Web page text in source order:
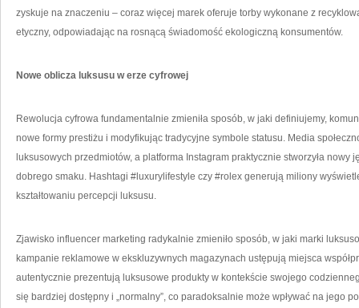
zyskuje na znaczeniu – coraz więcej marek oferuje torby wykonane z
etyczny, odpowiadając na rosnącą świadomość ekologiczną konsumentów.
Nowe oblicza luksusu w erze cyfrowej
Rewolucja cyfrowa fundamentalnie zmieniła sposób, w jaki definiujemy,
nowe formy prestiżu i modyfikując tradycyjne symbole statusu. Media
luksusowych przedmiotów, a platforma Instagram praktycznie stworzyła
dobrego smaku. Hashtagi #luxurylifestyle czy #rolex generują miliony
kształtowaniu percepcji luksusu.
Zjawisko influencer marketing radykalnie zmieniło sposób, w jaki marki
kampanie reklamowe w ekskluzywnych magazynach ustępują miejsca
autentycznie prezentują luksusowe produkty w kontekście swojego
się bardziej dostępny i „normalny”, co paradoksalnie może wpływać na jego